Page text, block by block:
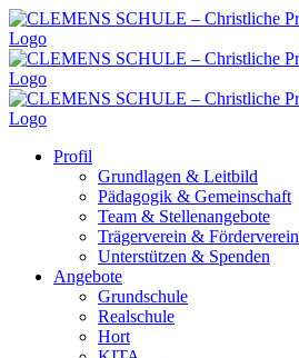
Zum
Inhalt
springen
Profil
Grundlagen & Leitbild
Pädagogik & Gemeinschaft
Team & Stellenangebote
Trägerverein & Förderverein
Unterstützen & Spenden
Angebote
Grundschule
Realschule
Hort